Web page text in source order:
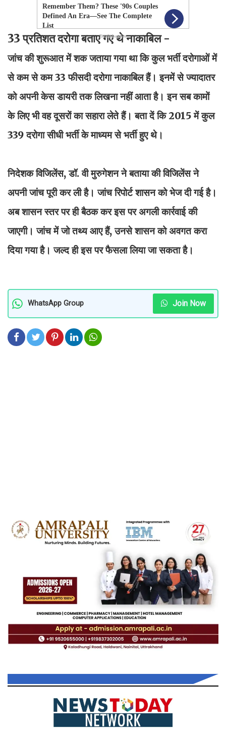
33 प्रतिशत दरोगा बताए गए थे नाकाबिल -
जांच की शुरूआत में शक जताया गया था कि कुल भर्ती दरोगाओं में
से कम से कम 33 फीसदी दरोगा नाकाबिल हैं। इनमें से ज्यादातर
को अपनी केस डायरी तक लिखना नहीं आता है। इन सब कामों
के लिए भी वह दूसरों का सहारा लेते हैं। बता दें कि 2015 में कुल
339 दरोगा सीधी भर्ती के माध्यम से भर्ती हुए थे।
निदेशक विजिलेंस, डॉ. वी मुरुगेशन ने बताया की विजिलेंस ने
अपनी जांच पूरी कर ली है। जांच रिपोर्ट शासन को भेज दी गई है।
अब शासन स्तर पर ही बैठक कर इस पर अगली कार्रवाई की
जाएगी। जांच में जो तथ्य आए हैं, उनसे शासन को अवगत करा
दिया गया है। जल्द ही इस पर फैसला लिया जा सकता है।
WhatsApp Group Join Now